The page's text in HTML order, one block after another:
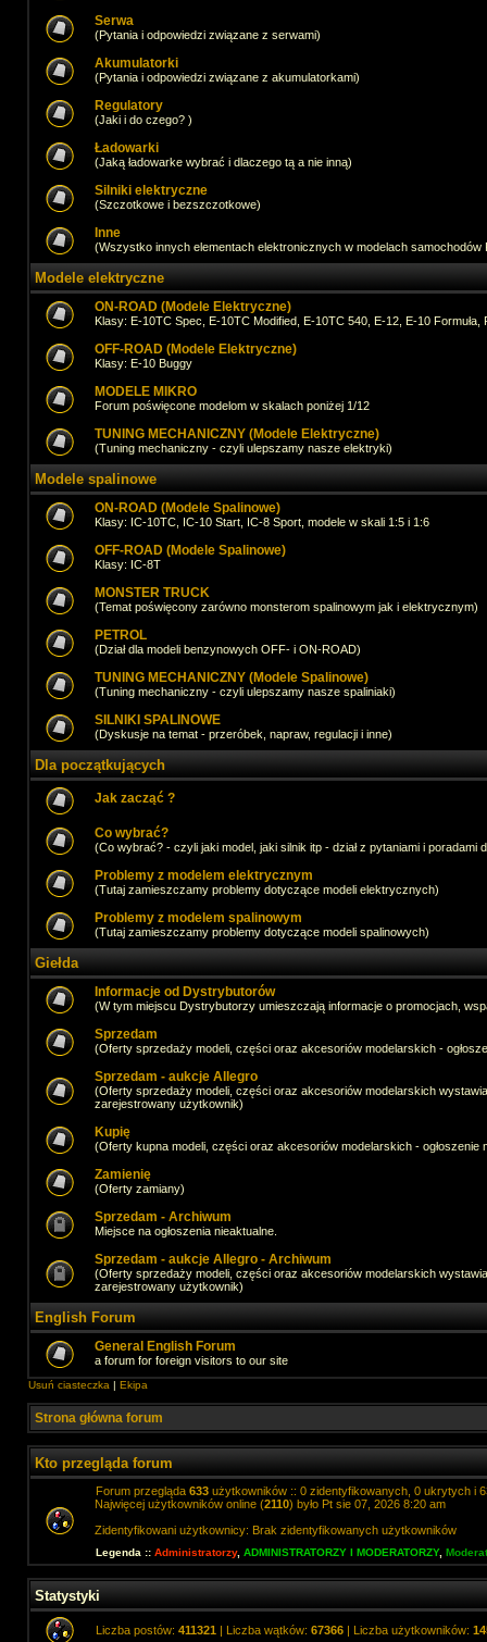
Serwa
(Pytania i odpowiedzi związane z serwami)
Akumulatorki
(Pytania i odpowiedzi związane z akumulatorkami)
Regulatory
(Jaki i do czego? )
Ładowarki
(Jaką ładowarke wybrać i dlaczego tą a nie inną)
Silniki elektryczne
(Szczotkowe i bezszczotkowe)
Inne
(Wszystko innych elementach elektronicznych w modelach samochodów
Modele elektryczne
ON-ROAD (Modele Elektryczne)
Klasy: E-10TC Spec, E-10TC Modified, E-10TC 540, E-12, E-10 Formuła,
OFF-ROAD (Modele Elektryczne)
Klasy: E-10 Buggy
MODELE MIKRO
Forum poświęcone modelom w skalach poniżej 1/12
TUNING MECHANICZNY (Modele Elektryczne)
(Tuning mechaniczny - czyli ulepszamy nasze elektryki)
Modele spalinowe
ON-ROAD (Modele Spalinowe)
Klasy: IC-10TC, IC-10 Start, IC-8 Sport, modele w skali 1:5 i 1:6
OFF-ROAD (Modele Spalinowe)
Klasy: IC-8T
MONSTER TRUCK
(Temat poświęcony zarówno monsterom spalinowym jak i elektrycznym)
PETROL
(Dział dla modeli benzynowych OFF- i ON-ROAD)
TUNING MECHANICZNY (Modele Spalinowe)
(Tuning mechaniczny - czyli ulepszamy nasze spaliniaki)
SILNIKI SPALINOWE
(Dyskusje na temat - przeróbek, napraw, regulacji i inne)
Dla początkujących
Jak zacząć ?
Co wybrać?
(Co wybrać? - czyli jaki model, jaki silnik itp - dział z pytaniami i poradami
Problemy z modelem elektrycznym
(Tutaj zamieszczamy problemy dotyczące modeli elektrycznych)
Problemy z modelem spalinowym
(Tutaj zamieszczamy problemy dotyczące modeli spalinowych)
Giełda
Informacje od Dystrybutorów
(W tym miejscu Dystrybutorzy umieszczają informacje o promocjach,
Sprzedam
(Oferty sprzedaży modeli, części oraz akcesoriów modelarskich -
Sprzedam - aukcje Allegro
(Oferty sprzedaży modeli, części oraz akcesoriów modelarskich
zarejestrowany użytkownik)
Kupię
(Oferty kupna modeli, części oraz akcesoriów modelarskich -
Zamienię
(Oferty zamiany)
Sprzedam - Archiwum
Miejsce na ogłoszenia nieaktualne.
Sprzedam - aukcje Allegro - Archiwum
(Oferty sprzedaży modeli, części oraz akcesoriów modelarskich
zarejestrowany użytkownik)
English Forum
General English Forum
a forum for foreign visitors to our site
Usuń ciasteczka | Ekipa
Strona główna forum
Kto przegląda forum
Forum przegląda 633 użytkowników :: 0 zidentyfikowanych, 0 ukrytych i
Najwięcej użytkowników online (2110) było Pt sie 07, 2026 8:20 am
Zidentyfikowani użytkownicy: Brak zidentyfikowanych użytkowników
Legenda :: Administratorzy, ADMINISTRATORZY I MODERATORZY,
Statystyki
Liczba postów: 411321 | Liczba wątków: 67366 | Liczba użytkowników: